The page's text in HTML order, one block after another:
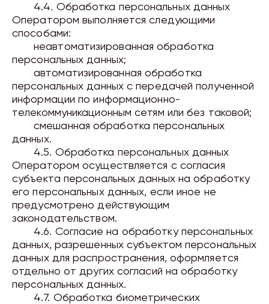
4.4. Обработка персональных данных
Оператором выполняется следующими
способами:
неавтоматизированная обработка
персональных данных;
автоматизированная обработка
персональных данных с передачей полученной
информации по информационно-
телекоммуникационным сетям или без таковой;
смешанная обработка персональных
данных.
4.5. Обработка персональных данных
Оператором осуществляется с согласия
субъекта персональных данных на обработку
его персональных данных, если иное не
предусмотрено действующим
законодательством.
4.6. Согласие на обработку персональных
данных, разрешенныхсубъектом персональных
данных для распространения, оформляется
отдельно от других согласий на обработку
персональных данных.
4.7. Обработка биометрических